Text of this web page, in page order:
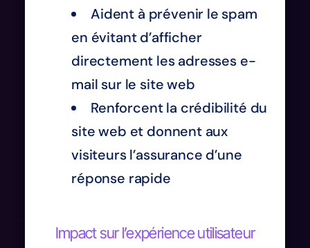
Aident à prévenir le spam
en évitant d’afficher
directement les adresses e-
mail sur le site web
Renforcent la crédibilité du
site web et donnent aux
visiteurs l’assurance d’une
réponse rapide
Impact sur l’expérience utilisateur